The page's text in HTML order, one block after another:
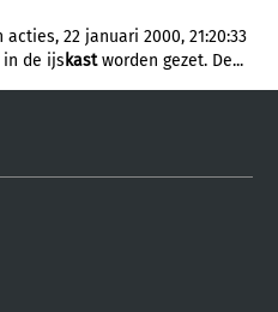
22 januari 2000, 21:20:33
in de ijs kastworden gezet. De...